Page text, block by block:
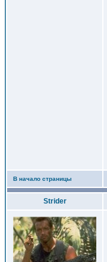
В начало страницы
Strider